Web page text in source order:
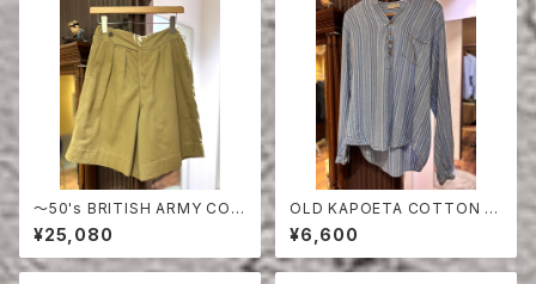
〜50's BRITISH ARMY COT
TON DRILL SHORTS
¥25,080
OLD KAPOETA COTTON P
ULLOVER SHIRT
¥6,600